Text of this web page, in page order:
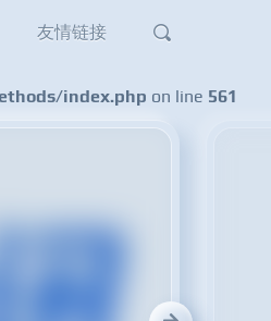
友情链接
index.php on line 561